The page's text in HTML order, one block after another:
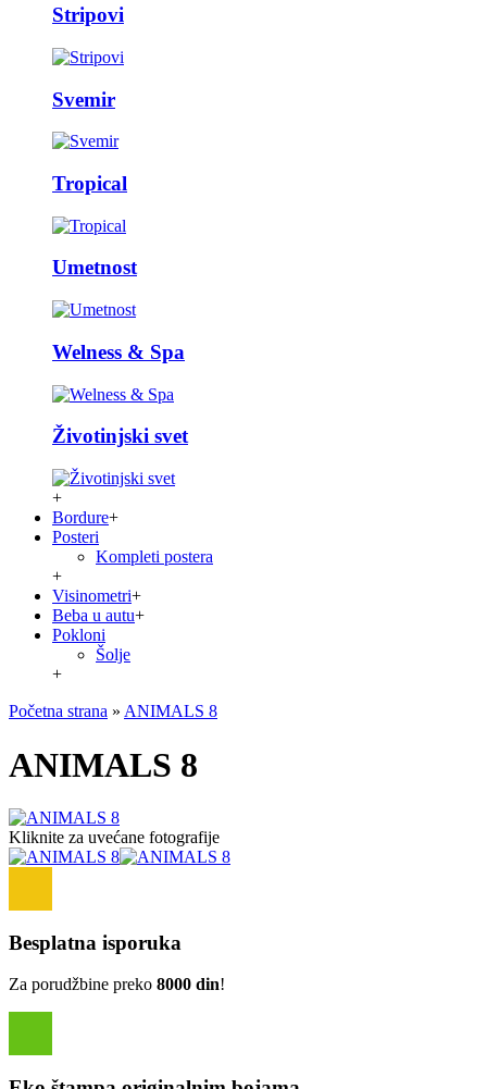
Stripovi
Svemir
Tropical
Umetnost
Welness & Spa
Životinjski svet
+
Bordure+
Posteri
Kompleti postera
+
Visinometri+
Beba u autu+
Pokloni
Šolje
+
Početna strana » ANIMALS 8
ANIMALS 8
Kliknite za uvećane fotografije
Besplatna isporuka
Za porudžbine preko 8000 din!